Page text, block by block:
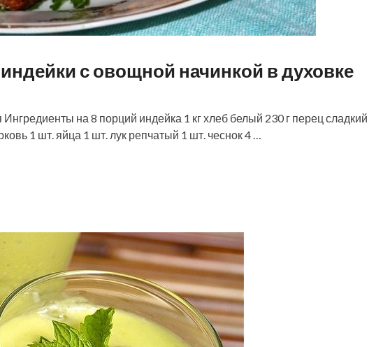
с овощной начинкой в духовке
на 8 порций индейка 1 кг хлеб белый 230 г перец сладкий
1 шт. яйца 1 шт. лук репчатый 1 шт. чеснок 4 …